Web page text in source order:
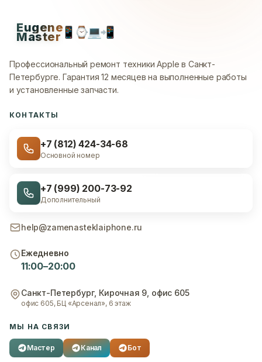
Eugene
Master📱 ⌚💻📲
Профессиональный ремонт техники Apple в Санкт-
Петербурге. Гарантия 12 месяцев на выполненные работы
и установленные запчасти.
КОНТАКТЫ
+7 (812) 424-34-68
Основной номер
+7 (999) 200-73-92
Дополнительный
help@zamenasteklaiphone.ru
Ежедневно
11:00–20:00
Санкт-Петербург, Кирочная 9, офис 605
офис 605, БЦ «Арсенал», 6 этаж
МЫ НА СВЯЗИ
Мастер Канал Бот